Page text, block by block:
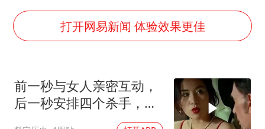
浙江海域将现5到8米巨浪到狂浪
河南警方公开征集黑恶犯罪线索
辽宁省深化扫黑除恶专项斗争
一周大涨超7% 金价为何突然上涨
打开网易新闻 体验效果更佳
前一秒与女人亲密互动，
后一秒安排四个杀手，目